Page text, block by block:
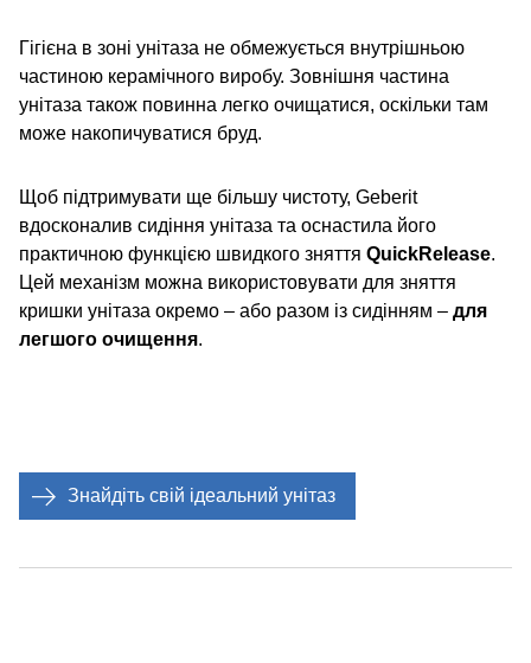
Гігієна в зоні унітаза не обмежується внутрішньою
частиною керамічного виробу. Зовнішня частина
унітаза також повинна легко очищатися, оскільки там
може накопичуватися бруд.
Щоб підтримувати ще більшу чистоту, Geberit
вдосконалив сидіння унітаза та оснастила його
практичною функцією швидкого зняття QuickRelease.
Цей механізм можна використовувати для зняття
кришки унітаза окремо – або разом із сидінням – для
легшого очищення.
Знайдіть свій ідеальний унітаз